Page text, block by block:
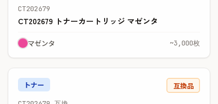
CT202679
CT202679 トナーカートリッジ マゼンタ
マゼンタ ~3,000枚
トナー 互換品